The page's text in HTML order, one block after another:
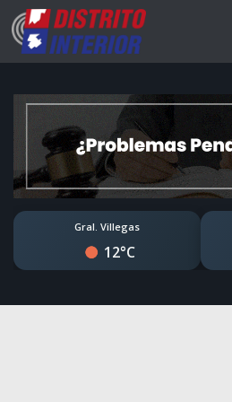
Gral. Villegas
12°C